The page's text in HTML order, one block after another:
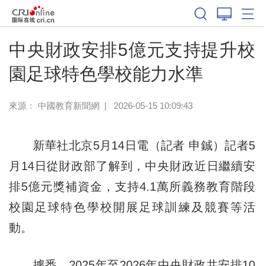
中央財政安排5億元支持提升校
園足球特色學校能力水準
來源： 中國教育新聞網 | 2026-05-15 10:09:43
新華社北京5月14日電（記者 申鋮）記者5
月14日從財政部了解到，中央財政近日繼續安
排5億元獎補資金，支持4.1萬所義務教育階段
校園足球特色學校開展足球訓練及競賽等活
動。